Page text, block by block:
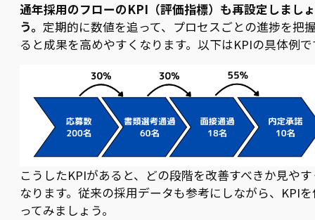
通年採用のフローのKPI（評価指標）も再設定しましょ
う。 定期的に数値を追って、プロセスごとの進捗を把
ると成果を高めやすくなります。以下はKPIの具体例で
こうしたKPIがあると、どの段階を改善すべきか見や
なります。従来の採用データも参考にしながら、KPI
ってみましょう。